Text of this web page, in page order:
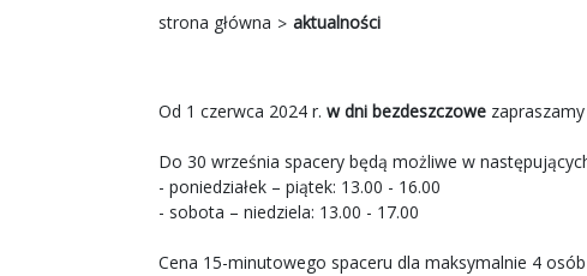
strona główna aktualności
Od 1 czerwca 2024 r. w dni bezdeszczowe
Do 30 września spacery będą możliwe w
- poniedziałek – piątek: 13.00 - 16.00
- sobota – niedziela: 13.00 - 17.00
Cena 15-minutowego spaceru dla maksymalnie 4 osób